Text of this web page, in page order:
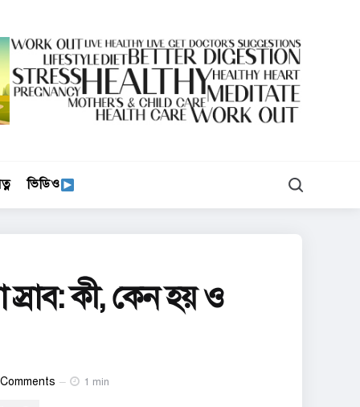
ভিডিও
স্রাব: কী, কেন হয় ও
Comments 1 min